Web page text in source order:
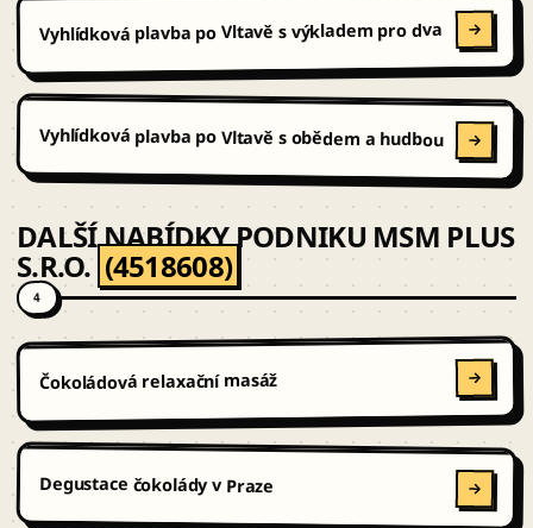
Vyhlídková plavba po Vltavě s výkladem pro dva
Vyhlídková plavba po Vltavě s obědem a hudbou
DALŠÍ NABÍDKY PODNIKU MSM PLUS
S.R.O. (4518608)
4
Čokoládová relaxační masáž
Degustace čokolády v Praze